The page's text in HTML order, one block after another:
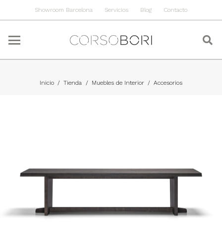
Showroom Barcelona Servicios Blog Contacto
Inicio / Tienda / Muebles de Interior / Accesorios